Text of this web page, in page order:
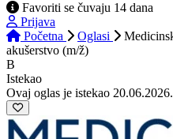
Favoriti se čuvaju 14 dana
Prijava
Početna
Oglasi
akušerstvo (m/ž)
B
Istekao
Ovaj oglas je istekao